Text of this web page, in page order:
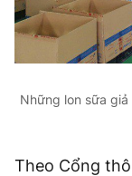
Những lon sữa
Theo Cổng